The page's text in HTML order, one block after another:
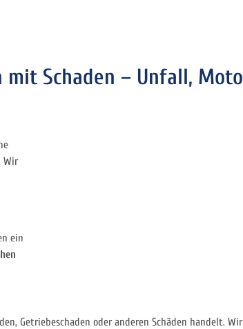
Schaden – Unfall,
Wir
ein
Getriebeschaden oder anderen Schäden handelt.